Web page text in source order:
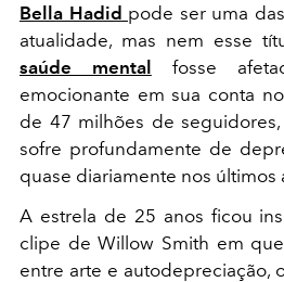
Bella Hadid pode ser uma
atualidade, mas nem esse
saúde mental
fosse
emocionante em sua conta
de 47 milhões de
sofre profundamente de
quase diariamente nos últimos
A estrela de 25 anos ficou
clipe de Willow Smith em
entre arte e autodepreciação,